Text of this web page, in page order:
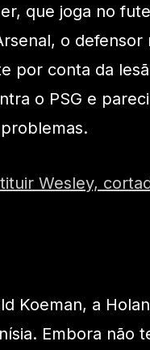
que joga no
o defensor
por conta da
o PSG e
Wesley,
Koeman, a
Embora não